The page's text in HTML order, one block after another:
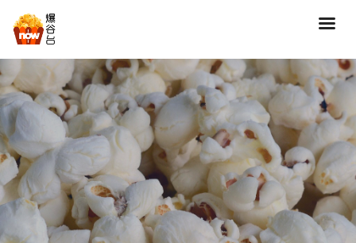
搜尋
全部類型
劇情
喜劇
動作
愛情
歷險
驚慄
恐怖
科幻
奇幻